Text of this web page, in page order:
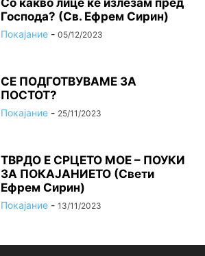
Господа? (Св. Ефрем Сирин)
Покајание - 05/12/2023
СЕ ПОДГОТВУВАМЕ ЗА
ПОСТОТ?
Покајание - 25/11/2023
ТВРДО Е СРЦЕТО МОЕ – ПОУКИ
ЗА ПОКАЈАНИЕТО (Свети
Ефрем Сирин)
Покајание - 13/11/2023